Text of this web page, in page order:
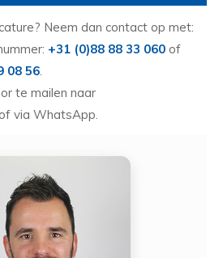
Neem dan contact op met:
+31 (0)88 88 33 060 of
08 56
te mailen naar
via WhatsApp.